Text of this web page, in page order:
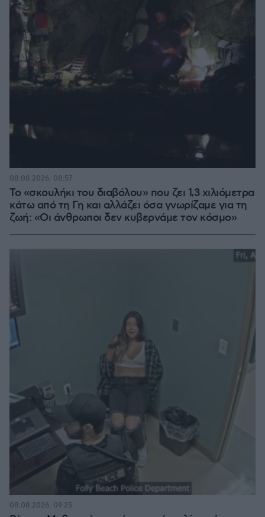
Το «σκουλήκι του διαβόλου» που ζει 1,3 χιλιόμετρα
κάτω από τη Γη και αλλάζει όσα γνωρίζαμε για τη
ζωή: «Οι άνθρωποι δεν κυβερνάμε τον κόσμο»
08.08.2026, 08:57
08.08.2026, 09:25